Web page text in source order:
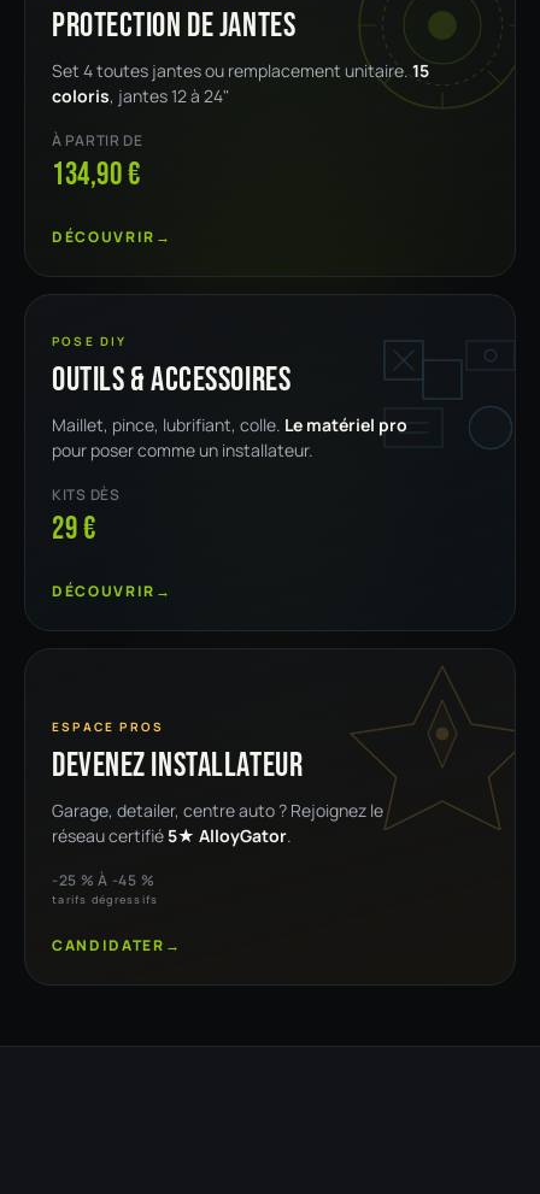
Protection de jantes
Set 4 toutes jantes ou remplacement unitaire.15
coloris, jantes 12 à 24"
À PARTIR DE
134,90 €
DÉCOUVRIR →
POSE DIY
Outils & accessoires
Maillet, pince, lubrifiant, colle. Le matériel pro
pour poser comme un installateur.
KITS DÈS
29 €
DÉCOUVRIR →
ESPACE PROS
Devenez installateur
Garage, detailer, centre auto ? Rejoignez le
réseau certifié 5★ AlloyGator.
-25 % À -45 %
tarifs dégressifs
CANDIDATER →